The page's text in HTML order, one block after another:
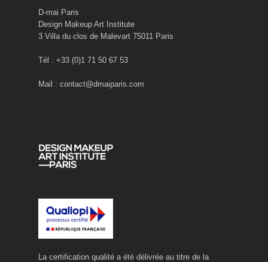
D-mai Paris
Design Makeup Art Institute
3 Villa du clos de Malevart 75011 Paris
Tél : +33 (0)1 71 50 67 53
Mail : contact@dmaiparis.com
La certification qualité a été délivrée au titre de la